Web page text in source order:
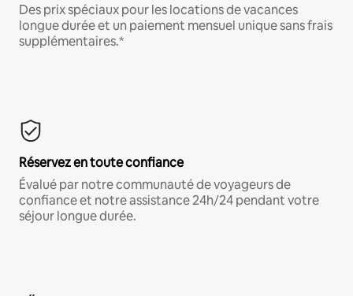
Des prix spéciaux pour les locations de vacances
longue durée et un paiement mensuel unique sans frais
supplémentaires.*
Réservez en toute confiance
Évalué par notre communauté de voyageurs de
confiance et notre assistance 24h/24 pendant votre
séjour longue durée.